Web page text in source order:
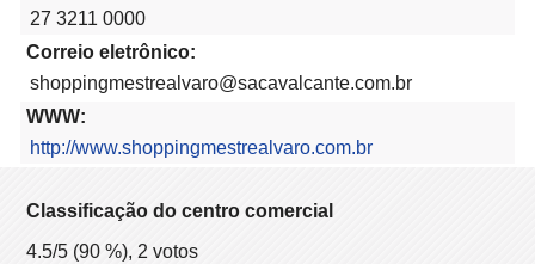
27 3211 0000
Correio eletrônico:
shoppingmestrealvaro@sacavalcante.com.br
WWW:
http://www.shoppingmestrealvaro.com.br
Classificação do centro comercial
4.5/5 (90 %), 2 votos